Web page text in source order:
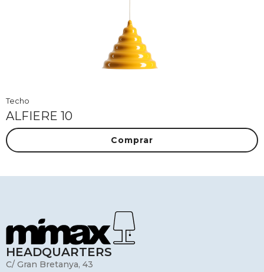
Techo
ALFIERE 10
Comprar
HEADQUARTERS
C/ Gran Bretanya, 43